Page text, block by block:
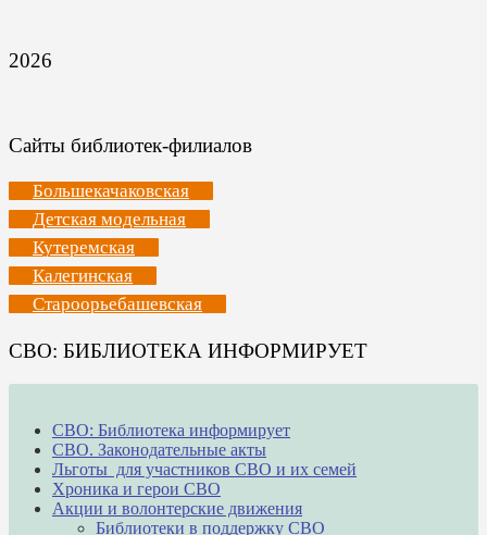
2026
Сайты библиотек-филиалов
Большекачаковская
Детская модельная
Кутеремская
Калегинская
Староорьебашевская
СВО: БИБЛИОТЕКА ИНФОРМИРУЕТ
СВО: Библиотека информирует
СВО. Законодательные акты
Льготы для участников СВО и их семей
Хроника и герои СВО
Акции и волонтерские движения
Библиотеки в поддержку СВО